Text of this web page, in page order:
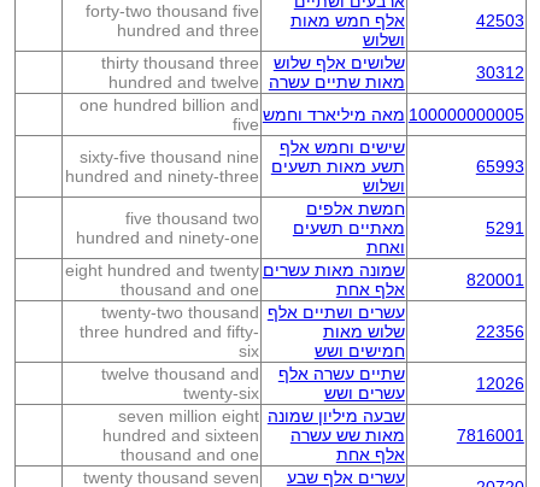
42503
אלף חמש מאות
ושלוש
forty-two thousand five
hundred and three
30312
שלושים אלף שלוש
מאות שתיים עשרה
thirty thousand three
hundred and twelve
100000000005 מאה מיליארד וחמש one hundred billion and
five
65993
שישים וחמש אלף
תשע מאות תשעים
ושלוש
sixty-five thousand nine
hundred and ninety-three
5291
חמשת אלפים
מאתיים תשעים
ואחת
five thousand two
hundred and ninety-one
820001
שמונה מאות עשרים
אלף אחת
eight hundred and twenty
thousand and one
22356
עשרים ושתיים אלף
שלוש מאות
חמישים ושש
twenty-two thousand
three hundred and fifty-
six
12026
שתיים עשרה אלף
עשרים ושש
twelve thousand and
twenty-six
7816001
שבעה מיליון שמונה
מאות שש עשרה
אלף אחת
seven million eight
hundred and sixteen
thousand and one
עשרים אלף שבע twenty thousand seven